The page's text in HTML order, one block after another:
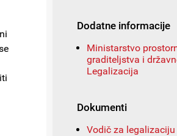
Dodatne informacije
Ministarstvo
graditeljstva i
Legalizacija
Dokumenti
Vodič za legalizaciju